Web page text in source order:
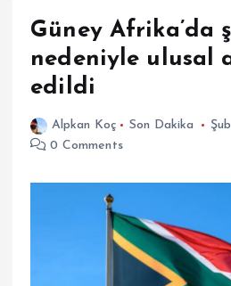
Güney Afrika’da
nedeniyle ulusal
edildi
Alpkan Koç Son Dakika
0 Comments